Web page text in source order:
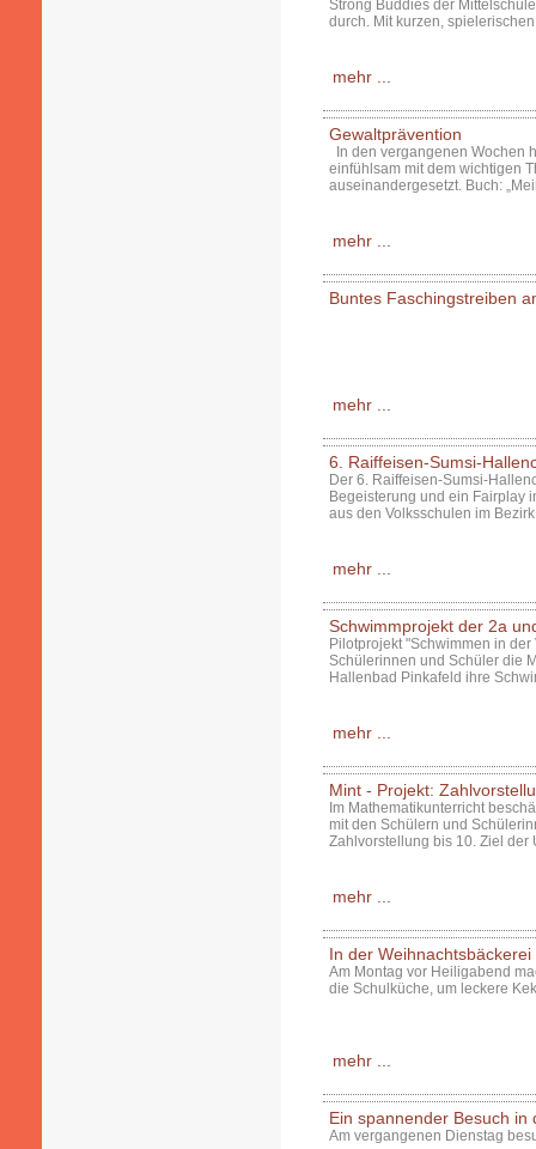
Strong Buddies der
durch. Mit kurzen,
mehr ...
Gewaltprävention
In den vergangenen Wochen
einfühlsam mit dem wichtigen
auseinandergesetzt. Buch:
mehr ...
Buntes Faschingstreiben
mehr ...
6. Raiffeisen-Sumsi-
Der 6. Raiffeisen-Sumsi-
Begeisterung und ein Fairplay
aus den Volksschulen im
mehr ...
Schwimmprojekt der 2a
Pilotprojekt "Schwimmen in
Schülerinnen und Schüler die
Hallenbad Pinkafeld ihre
mehr ...
Mint - Projekt:
Im Mathematikunterricht
mit den Schülern und
Zahlvorstellung bis 10. Ziel der
mehr ...
In der Weihnachtsbäckerei
Am Montag vor Heiligabend
die Schulküche, um leckere
mehr ...
Ein spannender Besuch in
Am vergangenen Dienstag